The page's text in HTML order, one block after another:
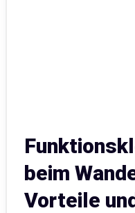
beim
Vorteile